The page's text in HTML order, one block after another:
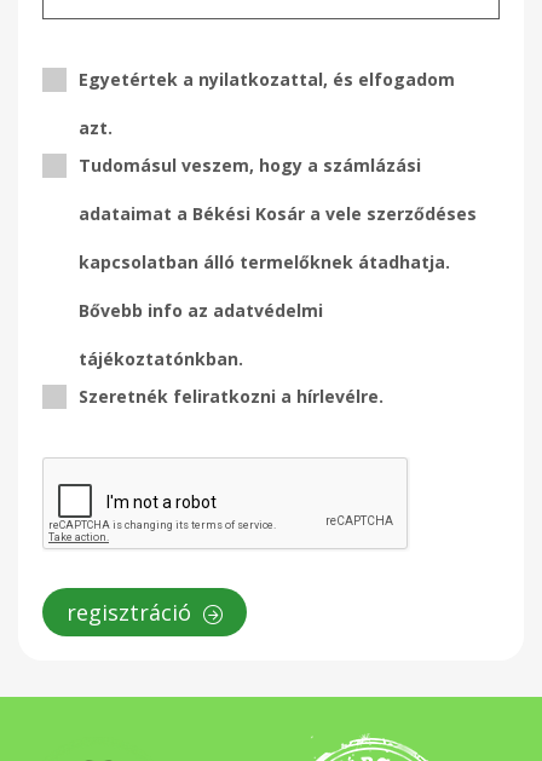
Egyetértek a nyilatkozattal, és elfogadom
azt.
Tudomásul veszem, hogy a számlázási
adataimat a Békési Kosár a vele szerződéses
kapcsolatban álló termelőknek átadhatja.
Bővebb info az adatvédelmi
tájékoztatónkban.
Szeretnék feliratkozni a hírlevélre.
regisztráció